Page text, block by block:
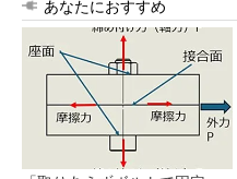
あなたにおすすめ